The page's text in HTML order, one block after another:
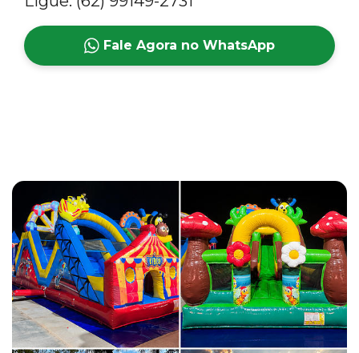
Fale Agora no WhatsApp